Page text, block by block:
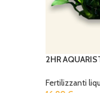
2HR
Fertilizzanti
16,90 €